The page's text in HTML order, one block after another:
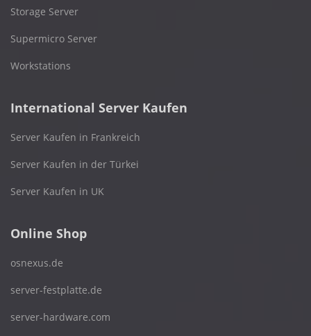
Storage Server
Supermicro Server
Workstations
International Server Kaufen
Server Kaufen in Frankreich
Server Kaufen in der Türkei
Server Kaufen in UK
Online Shop
osnexus.de
server-festplatte.de
server-hardware.com